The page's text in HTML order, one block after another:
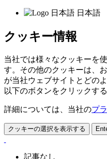
日本語
クッキー情報
当社では様々なクッキーを
す。その他のクッキーは、
が当社ウェブサイトとどの
以下のボタンをクリックす
詳細については、当社のプ
クッキーの選択を表示する
記事なし